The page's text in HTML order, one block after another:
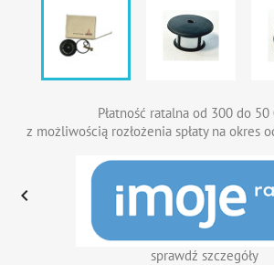
Płatność ratalna od 300 do 50
z możliwością rozłożenia spłaty na okres
sprawdź szczegóły
